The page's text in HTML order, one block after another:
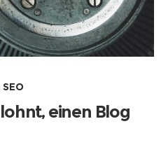
SEO
einen Blog